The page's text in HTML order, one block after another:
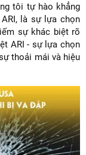
tôi tự hào khẳng
là sự lựa chọn
sự khác biệt rõ
ARI - sự lựa chọn
thoải mái và hiệu